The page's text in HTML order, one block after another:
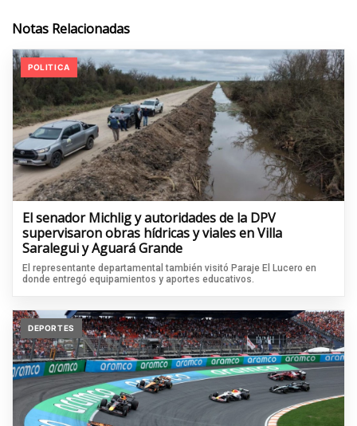
Notas Relacionadas
POLITICA
El senador Michlig y autoridades de la DPV
supervisaron obras hídricas y viales en Villa
Saralegui y Aguará Grande
El representante departamental también visitó Paraje El Lucero en
donde entregó equipamientos y aportes educativos.
DEPORTES